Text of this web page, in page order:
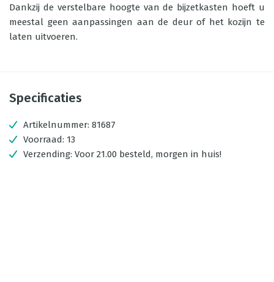
Dankzij de verstelbare hoogte van de bijzetkasten hoeft u
meestal geen aanpassingen aan de deur of het kozijn te
laten uitvoeren.
Specificaties
Artikelnummer: 81687
Voorraad: 13
Verzending: Voor 21.00 besteld, morgen in huis!